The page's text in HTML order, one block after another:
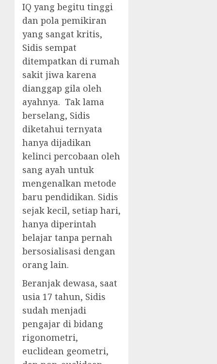
IQ yang begitu tinggi
dan pola pemikiran
yang sangat kritis,
Sidis sempat
ditempatkan di rumah
sakit jiwa karena
dianggap gila oleh
ayahnya. Tak lama
berselang, Sidis
diketahui ternyata
hanya dijadikan
kelinci percobaan oleh
sang ayah untuk
mengenalkan metode
baru pendidikan. Sidis
sejak kecil, setiap hari,
hanya diperintah
belajar tanpa pernah
bersosialisasi dengan
orang lain.
Beranjak dewasa, saat
usia 17 tahun, Sidis
sudah menjadi
pengajar di bidang
rigonometri,
euclidean geometri,